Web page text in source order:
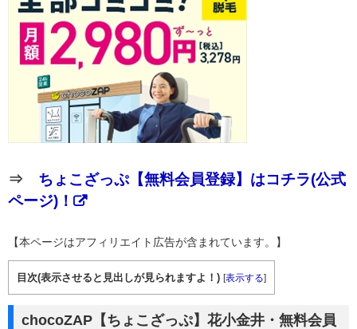
⇒ ちょこざっぷ【無料会員登録】はコチラ(公式
ページ)！
【本ページはアフィリエイト広告が含まれています。】
目次(表示させると見出しが見られますよ！) [表示する]
chocoZAP【ちょこざっぷ】花小金井・無料会員